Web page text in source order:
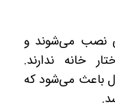
نصب می‌شوند و
خانه ندارند.
باعث می‌شود که
.